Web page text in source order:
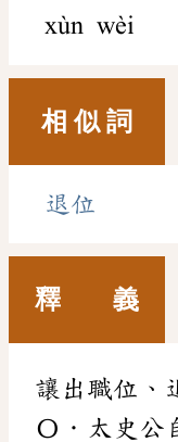
xùn wèi
相 似 詞
退位
釋 義
讓出職位、
〇．太史公